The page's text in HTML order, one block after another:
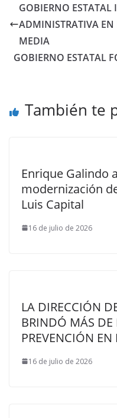
GOBIERNO ESTATAL
ADMINISTRATIVA EN
MEDIA
GOBIERNO ESTATAL
También te
Enrique Galindo
modernización
Luis Capital
16 de julio de 2026
LA DIRECCIÓN
BRINDÓ MÁS DE
PREVENCIÓN EN
16 de julio de 2026